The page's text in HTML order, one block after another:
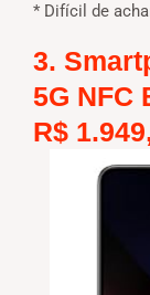
* Difícil de
3.
5G NFC
R$